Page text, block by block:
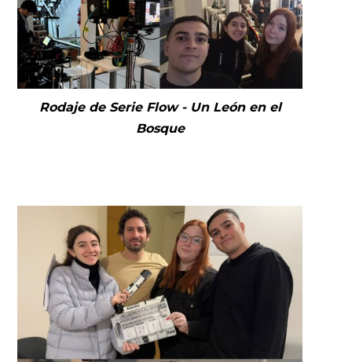
Rodaje de Serie Flow - Un León en el
Bosque